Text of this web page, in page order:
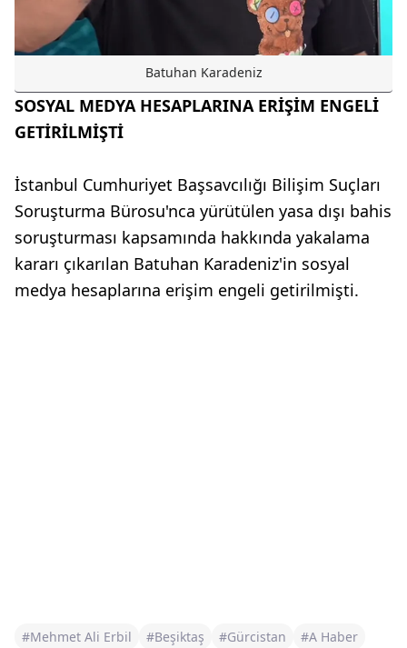
Batuhan Karadeniz
SOSYAL MEDYA HESAPLARINA ERİŞİM ENGELİ
GETİRİLMİŞTİ
İstanbul Cumhuriyet Başsavcılığı Bilişim Suçları
Soruşturma Bürosu'nca yürütülen yasa dışı bahis
soruşturması kapsamında hakkında yakalama
kararı çıkarılan Batuhan Karadeniz'in sosyal
medya hesaplarına erişim engeli getirilmişti.
#Mehmet Ali Erbil #Beşiktaş #Gürcistan
#A Haber